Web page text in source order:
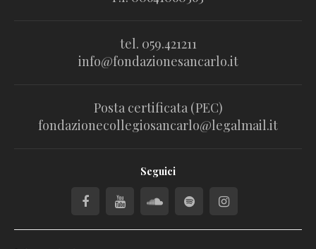
tel. 059.421211
info@fondazionesancarlo.it
Posta certificata (PEC)
fondazionecollegiosancarlo@legalmail.it
Seguici